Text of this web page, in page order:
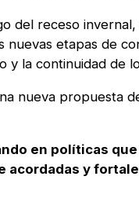
del receso
etapas de
la continuidad de
nueva propuesta
en políticas
acordadas y